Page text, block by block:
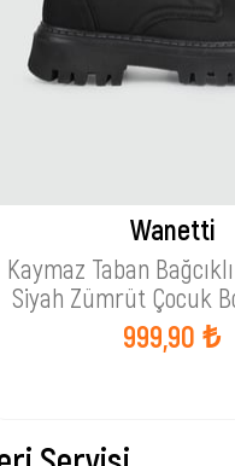
Wanetti
Kaymaz Taban
Siyah Zümrüt Çocuk
999,90 ₺